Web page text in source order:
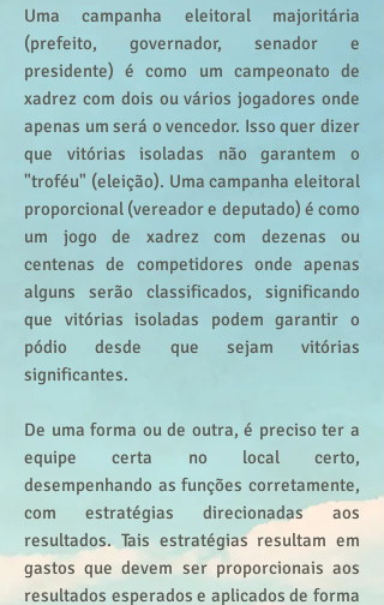
Uma campanha eleitoral majoritária
(prefeito, governador, senador e
presidente) é como um campeonato de
xadrez com dois ou vários jogadores onde
apenas um será o vencedor. Isso quer dizer
que vitórias isoladas não garantem o
"troféu" (eleição). Uma campanha eleitoral
proporcional (vereador e deputado) é como
um jogo de xadrez com dezenas ou
centenas de competidores onde apenas
alguns serão classificados, significando
que vitórias isoladas podem garantir o
pódio desde que sejam vitórias
significantes.
De uma forma ou de outra, é preciso ter a
equipe certa no local certo,
desempenhando as funções corretamente,
com estratégias direcionadas aos
resultados. Tais estratégias resultam em
gastos que devem ser proporcionais aos
resultados esperados e aplicados de forma